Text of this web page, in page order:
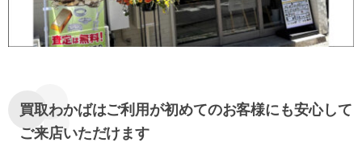
買取わかばはご利用が初めてのお客様にも安心して
ご来店いただけます